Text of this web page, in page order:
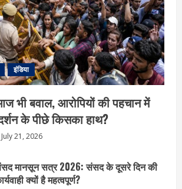
इंडिया
भी बवाल, आरोपियों की पहचान में
के पीछे किसका हाथ?
July 21, 2026
मानसून सत्र 2026: संसद के दूसरे दिन की
क्यों है महत्वपूर्ण?